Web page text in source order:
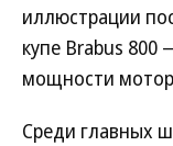
иллюстрации
купе Brabus
мощности
Среди главных